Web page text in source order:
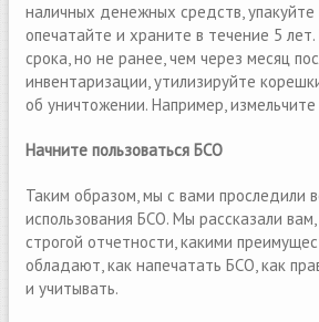
наличных денежных средств,
опечатайте и храните в течение 5
срока, но не ранее, чем через месяц
инвентаризации, утилизируйте
об уничтожении. Например,
Начните пользоваться БСО
Таким образом, мы с вами проследили
использования БСО. Мы рассказали
строгой отчетности, какими
обладают, как напечатать БСО, как
и учитывать.